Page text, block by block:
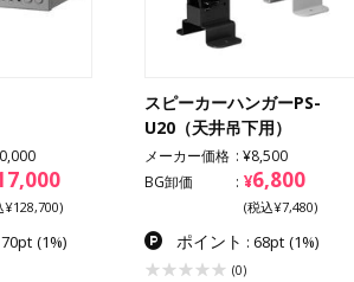
¥128,700)
(1%)
スピーカーハンガーPS-
U20（天井吊下用）
メーカー価格
¥8,500
BG卸価
¥6,800
(税込¥7,480)
ポイント : 68pt (1%)
(0)